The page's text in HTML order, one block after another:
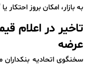
به بازار، امکان بروز
تاخیر در اعلام
عرضه
سخنگوی اتحادیه بنکداران